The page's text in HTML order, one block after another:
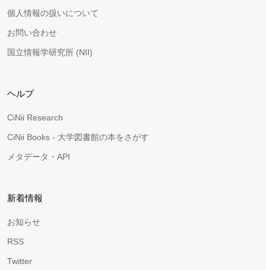
個人情報の扱いについて
お問い合わせ
国立情報学研究所 (NII)
ヘルプ
CiNii Research
CiNii Books - 大学図書館の本をさがす
メタデータ・API
新着情報
お知らせ
RSS
Twitter